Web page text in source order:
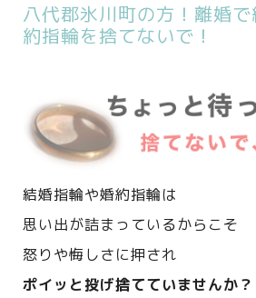
八代郡氷川町の方！離婚
約指輪を捨てないで！
結婚指輪や婚約指輪は
思い出が詰まっているからこそ
怒りや悔しさに押され
ポイッと投げ捨てていませんか？